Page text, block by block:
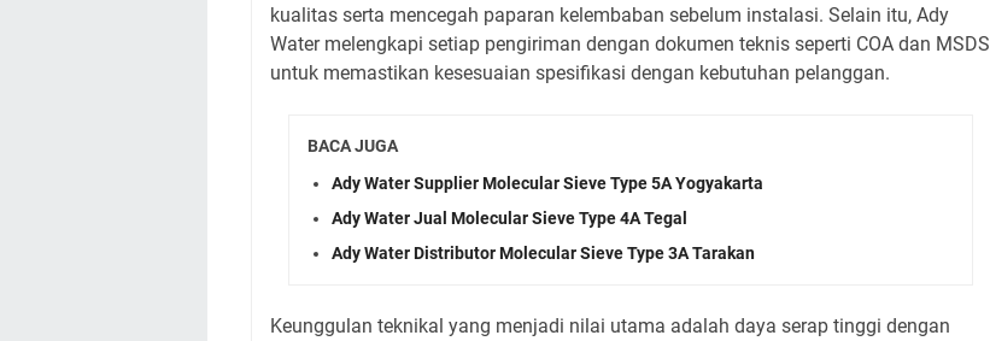
kualitas serta mencegah paparan kelembaban sebelum instalasi. Selain itu, Ady
Water melengkapi setiap pengiriman dengan dokumen teknis seperti COA dan MSDS
untuk memastikan kesesuaian spesifikasi dengan kebutuhan pelanggan.
BACA JUGA
Ady Water Supplier Molecular Sieve Type 5A Yogyakarta
Ady Water Jual Molecular Sieve Type 4A Tegal
Ady Water Distributor Molecular Sieve Type 3A Tarakan
Keunggulan teknikal yang menjadi nilai utama adalah daya serap tinggi dengan